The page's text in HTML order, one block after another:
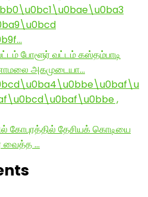
போளூர் வட்டம் கஸ்தம்பாடி
அகமுடையா…
,
கோபுரத்தில் தேசியக் கொடியை
வைத்த …